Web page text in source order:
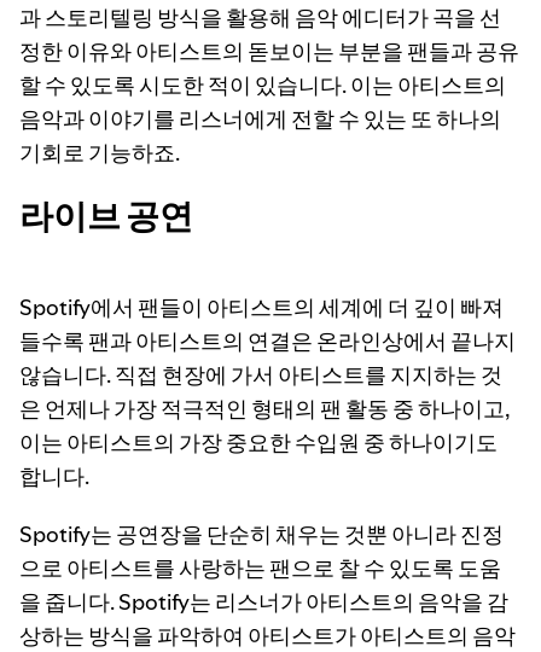
과 스토리텔링 방식을 활용해 음악 에디터가 곡을 선
정한 이유와 아티스트의 돋보이는 부분을 팬들과 공유
할 수 있도록 시도한 적이 있습니다. 이는 아티스트의
음악과 이야기를 리스너에게 전할 수 있는 또 하나의
기회로 기능하죠.
라이브 공연
Spotify에서 팬들이 아티스트의 세계에 더 깊이 빠져
들수록 팬과 아티스트의 연결은 온라인상에서 끝나지
않습니다. 직접 현장에 가서 아티스트를 지지하는 것
은 언제나 가장 적극적인 형태의 팬 활동 중 하나이고,
이는 아티스트의 가장 중요한 수입원 중 하나이기도
합니다.
Spotify는 공연장을 단순히 채우는 것뿐 아니라 진정
으로 아티스트를 사랑하는 팬으로 찰 수 있도록 도움
을 줍니다. Spotify는 리스너가 아티스트의 음악을 감
상하는 방식을 파악하여 아티스트가 아티스트의 음악